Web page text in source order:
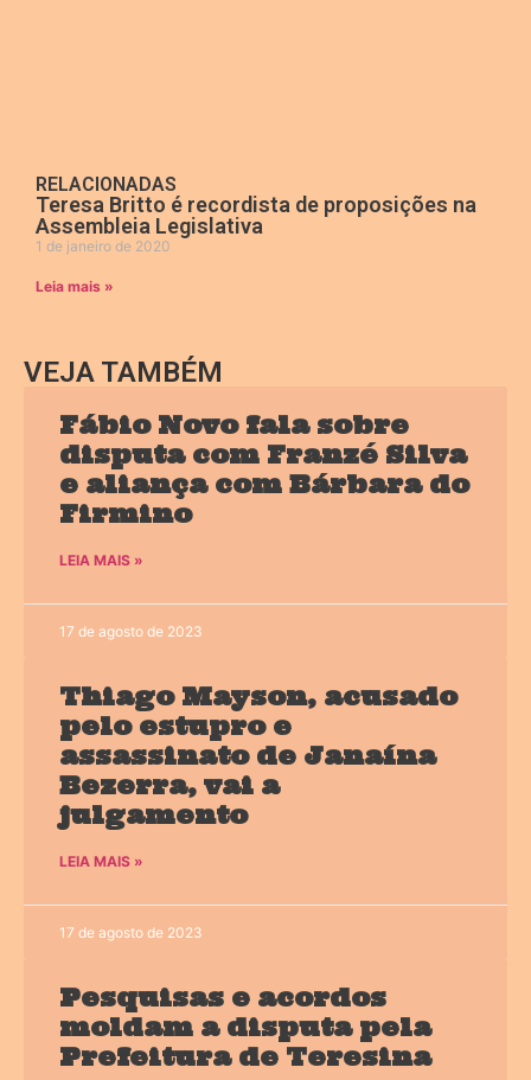
RELACIONADAS
Teresa Britto é recordista de proposições na
Assembleia Legislativa
1 de janeiro de 2020
Leia mais »
VEJA TAMBÉM
Fábio Novo fala sobre
disputa com Franzé Silva
e aliança com Bárbara do
Firmino
LEIA MAIS »
17 de agosto de 2023
Thiago Mayson, acusado
pelo estupro e
assassinato de Janaína
Bezerra, vai a
julgamento
LEIA MAIS »
17 de agosto de 2023
Pesquisas e acordos
moldam a disputa pela
Prefeitura de Teresina